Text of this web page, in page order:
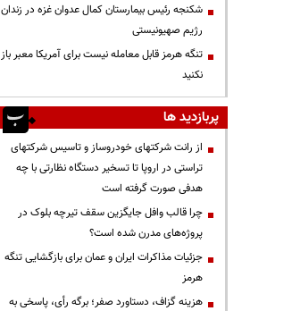
شکنجه رئیس بیمارستان کمال عدوان غزه در زندان
رژیم صهیونیستی
تنگه هرمز قابل معامله نیست برای آمریکا معبر باز
نکنید
پربازدید ها
از رانت‌ شرکتهای خودروساز و تاسیس شرکتهای
تراستی در اروپا تا تسخیر دستگاه نظارتی با چه
هدفی صورت گرفته است
چرا قالب وافل جایگزین سقف تیرچه بلوک در
پروژه‌های مدرن شده است؟
جزئیات مذاکرات ایران و عمان برای بازگشایی تنگه
هرمز
هزینه گزاف، دستاورد صفر؛ برگه رأی، پاسخی به